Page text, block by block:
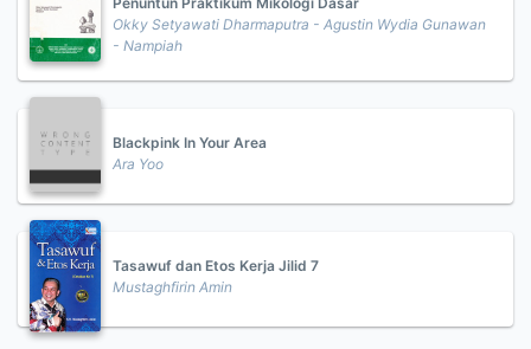
Okky Setyawati Dharmaputra - Agustin Wydia Gunawan
- Nampiah
Blackpink In Your Area
Ara Yoo
Tasawuf dan Etos Kerja Jilid 7
Mustaghfirin Amin